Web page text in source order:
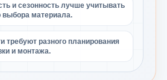
и сезонность лучше учитывать
материала.
требуют разного планирования
и монтажа.